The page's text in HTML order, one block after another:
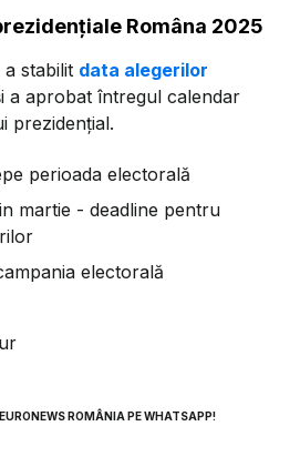
Româna 2025
stabilit data alegerilor
a aprobat întregul calendar
prezidențial.
perioada electorală
martie - deadline pentru
electorală
ROMÂNIA PE WHATSAPP!